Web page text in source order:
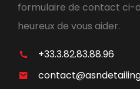
formulaire de contact ci-
heureux de vous aider.
+33.3.82.83.88.96